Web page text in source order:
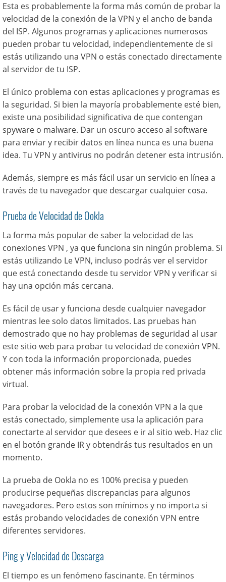
Esta es probablemente la forma más común de probar la
velocidad de la conexión de la VPN y el ancho de banda
del ISP. Algunos programas y aplicaciones numerosos
pueden probar tu velocidad, independientemente de si
estás utilizando una VPN o estás conectado directamente
al servidor de tu ISP.
El único problema con estas aplicaciones y programas es
la seguridad. Si bien la mayoría probablemente esté bien,
existe una posibilidad significativa de que contengan
spyware o malware. Dar un oscuro acceso al software
para enviar y recibir datos en línea nunca es una buena
idea. Tu VPN y antivirus no podrán detener esta intrusión.
Además, siempre es más fácil usar un servicio en línea a
través de tu navegador que descargar cualquier cosa.
Prueba de Velocidad de Ookla
La forma más popular de saber la velocidad de las
conexiones VPN , ya que funciona sin ningún problema. Si
estás utilizando Le VPN, incluso podrás ver el servidor
que está conectando desde tu servidor VPN y verificar si
hay una opción más cercana.
Es fácil de usar y funciona desde cualquier navegador
mientras lee solo datos limitados. Las pruebas han
demostrado que no hay problemas de seguridad al usar
este sitio web para probar tu velocidad de conexión VPN.
Y con toda la información proporcionada, puedes
obtener más información sobre la propia red privada
virtual.
Para probar la velocidad de la conexión VPN a la que
estás conectado, simplemente usa la aplicación para
conectarte al servidor que desees e ir al sitio web. Haz clic
en el botón grande IR y obtendrás tus resultados en un
momento.
La prueba de Ookla no es 100% precisa y pueden
producirse pequeñas discrepancias para algunos
navegadores. Pero estos son mínimos y no importa si
estás probando velocidades de conexión VPN entre
diferentes servidores.
Ping y Velocidad de Descarga
El tiempo es un fenómeno fascinante. En términos